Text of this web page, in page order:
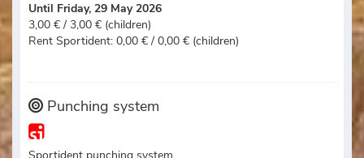
Until Friday, 29 May 2026
3,00 € / 3,00 € (children)
Rent Sportident: 0,00 € / 0,00 € (children)
Punching system
Sportident punching system